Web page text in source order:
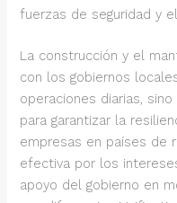
fuerzas de seguridad y
La construcción y el
con los gobiernos
operaciones diarias,
para garantizar la
empresas en países de
efectiva por los
apoyo del gobierno en